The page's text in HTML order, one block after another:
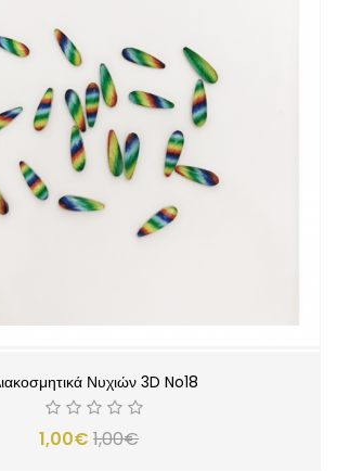
Νυχιών 3D No18
1,00€ 1,00€